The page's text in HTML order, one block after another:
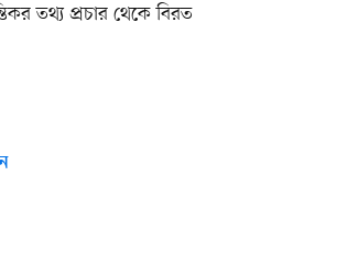
তথ্য প্রচার থেকে বিরত